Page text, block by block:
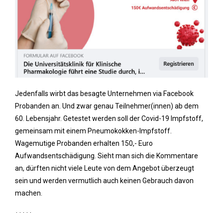
Jedenfalls wirbt das besagte Unternehmen via Facebook
Probanden an. Und zwar genau Teilnehmer(innen) ab dem
60. Lebensjahr. Getestet werden soll der Covid-19 Impfstoff,
gemeinsam mit einem Pneumokokken-Impfstoff.
Wagemutige Probanden erhalten 150,- Euro
Aufwandsentschädigung. Sieht man sich die Kommentare
an, dürften nicht viele Leute von dem Angebot überzeugt
sein und werden vermutlich auch keinen Gebrauch davon
machen.